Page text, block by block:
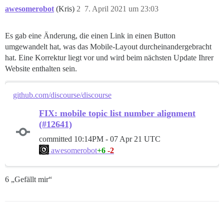
awesomerobot (Kris) 7. April 2021 um 23:03
2
Es gab eine Änderung, die einen Link in einen Button
umgewandelt hat, was das Mobile-Layout durcheinandergebracht
hat. Eine Korrektur liegt vor und wird beim nächsten Update Ihrer
Website enthalten sein.
github.com/discourse/discourse
FIX: mobile topic list number alignment
(#12641)
committed 10:14PM - 07 Apr 21 UTC
awesomerobot+6 -2
6 „Gefällt mir“